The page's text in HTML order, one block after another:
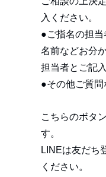
入ください。
●ご指名の担当
名前などお分
担当者とご記
●その他ご質問
こちらのボタ
す。
LINEは友だち
ください。